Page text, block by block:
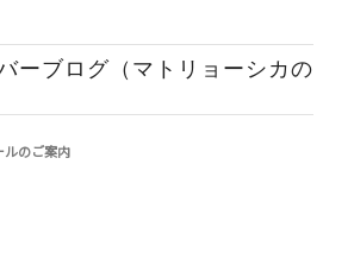
ーブログ（マトリョーシカの
ルのご案内